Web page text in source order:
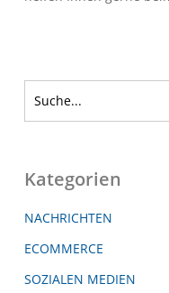
Kategorien
NACHRICHTEN
ECOMMERCE
SOZIALEN MEDIEN